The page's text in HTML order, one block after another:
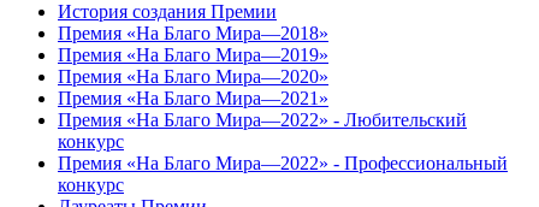
История создания Премии
Премия «На Благо Мира—2018»
Премия «На Благо Мира—2019»
Премия «На Благо Мира—2020»
Премия «На Благо Мира—2021»
Премия «На Благо Мира—2022» - Любительский
конкурс
Премия «На Благо Мира—2022» - Профессиональный
конкурс